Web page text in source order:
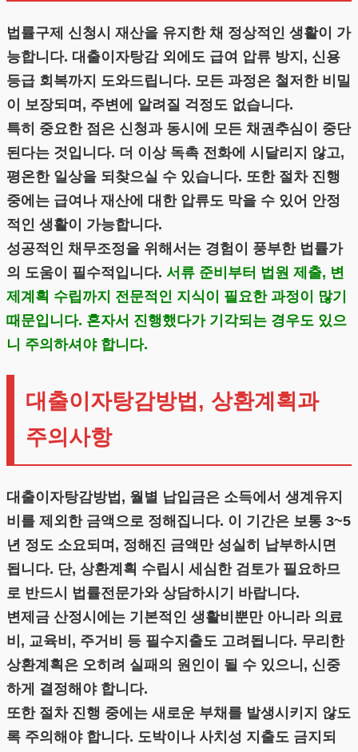
법률구제 신청시 재산을 유지한 채 정상적인 생활이 가
능합니다. 대출이자탕감 외에도 급여 압류 방지, 신용
등급 회복까지 도와드립니다. 모든 과정은 철저한 비밀
이 보장되며, 주변에 알려질 걱정도 없습니다.
특히 중요한 점은 신청과 동시에 모든 채권추심이 중단
된다는 것입니다. 더 이상 독촉 전화에 시달리지 않고,
평온한 일상을 되찾으실 수 있습니다. 또한 절차 진행
중에는 급여나 재산에 대한 압류도 막을 수 있어 안정
적인 생활이 가능합니다.
성공적인 채무조정을 위해서는 경험이 풍부한 법률가
의 도움이 필수적입니다. 서류 준비부터 법원 제출, 변
제계획 수립까지 전문적인 지식이 필요한 과정이 많기
때문입니다. 혼자서 진행했다가 기각되는 경우도 있으
니 주의하셔야 합니다.
대출이자탕감방법, 상환계획과
주의사항
대출이자탕감방법, 월별 납입금은 소득에서 생계유지
비를 제외한 금액으로 정해집니다. 이 기간은 보통 3~5
년 정도 소요되며, 정해진 금액만 성실히 납부하시면
됩니다. 단, 상환계획 수립시 세심한 검토가 필요하므
로 반드시 법률전문가와 상담하시기 바랍니다.
변제금 산정시에는 기본적인 생활비뿐만 아니라 의료
비, 교육비, 주거비 등 필수지출도 고려됩니다. 무리한
상환계획은 오히려 실패의 원인이 될 수 있으니, 신중
하게 결정해야 합니다.
또한 절차 진행 중에는 새로운 부채를 발생시키지 않도
록 주의해야 합니다. 도박이나 사치성 지출도 금지되